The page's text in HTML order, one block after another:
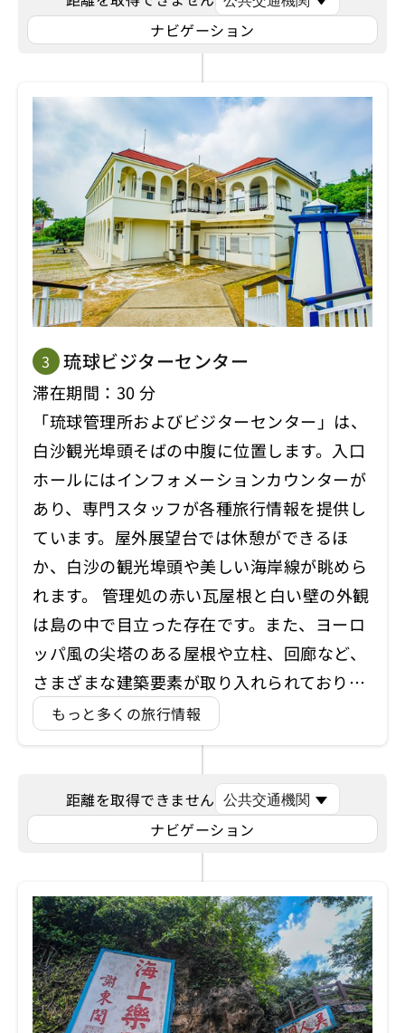
ナビゲーション
3 琉球ビジターセンター
滞在期間：30 分
「琉球管理所およびビジターセンター」は、
白沙観光埠頭そばの中腹に位置します。入口
ホールにはインフォメーションカウンターが
あり、専門スタッフが各種旅行情報を提供し
ています。屋外展望台では休憩ができるほ
か、白沙の観光埠頭や美しい海岸線が眺めら
れます。 管理処の赤い瓦屋根と白い壁の外観
は島の中で目立った存在です。また、ヨーロ
ッパ風の尖塔のある屋根や立柱、回廊など、
さまざまな建築要素が取り入れられており…
もっと多くの旅行情報
距離を取得できません
ナビゲーション